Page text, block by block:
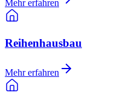
Mehr erfahren
Reihenhausbau
Mehr erfahren